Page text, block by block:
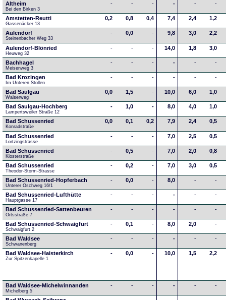
Altheim
Bei den Birken 3
- - - - - -
Amstetten-Reutti
Gassenäcker 13
0,2 0,8 0,4 7,4 2,4 1,2
Aulendorf
Steinenbacher Weg 33
- 0,0 - 9,8 3,0 2,2
Aulendorf-Blönried
Heuweg 32
- - - 14,0 1,8 3,0
Bachhagel
Meisenweg 3
- - - - - -
Bad Krozingen
Im Unteren Stollen
- - - - - -
Bad Saulgau
Walserweg
0,0 1,5 - 10,0 6,0 1,0
Bad Saulgau-Hochberg
Lampertsweiler Straße 12
- 1,0 - 8,0 4,0 1,0
Bad Schussenried
Konradstraße
0,0 0,1 0,2 7,9 2,4 0,5
Bad Schussenried
Lortzingstrasse
- - - 7,0 2,5 0,5
Bad Schussenried
Klosterstraße
- 0,5 - 7,0 2,0 0,8
Bad Schussenried
Theodor-Storm-Strasse
- 0,2 - 7,0 3,0 0,5
Bad Schussenried-Hopferbach
Unterer Öschweg 16/1
- 0,0 - 8,0 - -
Bad Schussenried-Lufthütte
Hauptgasse 17
- - - - - -
Bad Schussenried-Sattenbeuren
Ortsstraße 7
- - - - - -
Bad Schussenried-Schwaigfurt
Schwaigfurt 2
- 0,1 - 8,0 2,0 -
Bad Waldsee
Schwanenberg
- - - - - -
Bad Waldsee-Haisterkirch
Zur Spitzenkapelle 1
- 0,0 - 10,0 1,5 2,2
Bad Waldsee-Michelwinnanden
Michelberg 5
- - - - - -